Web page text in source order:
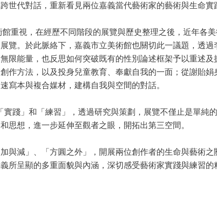
世代對話，重新看見兩位嘉義當代藝術家的藝術與生命實
重視，在經歷不同階段的展覽與歷史整理之後，近年各
覽。於此脈絡下，嘉義市立美術館也關切此一議題，透
限能量，也反思如何突破既有的性別論述框架予以重述
作方法，以及投身兒童教育、奉獻自我的一面；從謝貽
寫本與複合媒材，建構自我與空間的對話。
踐」和「練習」，透過研究與策劃，展覽不僅止是單純
思想，進一步延伸至觀者之眼，開拓出第三空間。
與減」、「方圓之外」，開展兩位創作者的生命與藝術
所呈顯的多重面貌與內涵，深切感受藝術家實踐與練習的